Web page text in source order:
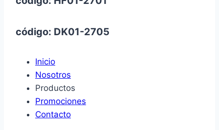
código: DK01-2705
Inicio
Nosotros
Productos
Promociones
Contacto